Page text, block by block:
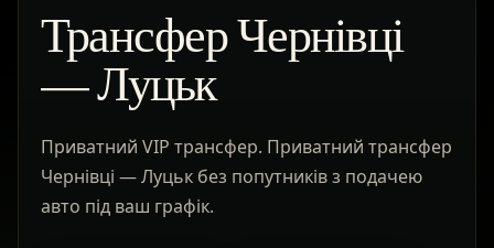
Трансфер Чернівці
— Луцьк
Приватний VIP трансфер. Приватний трансфер
Чернівці — Луцьк без попутників з подачею
авто під ваш графік.